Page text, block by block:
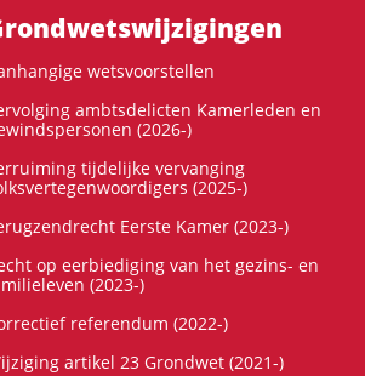
wetsvoorstellen
ambtsdelicten Kamerleden en
(2026-)
tijdelijke vervanging
(2025-)
Eerste Kamer (2023-)
op eerbiediging van het gezins- en
(2023-)
referendum (2022-)
artikel 23 Grondwet (2021-)